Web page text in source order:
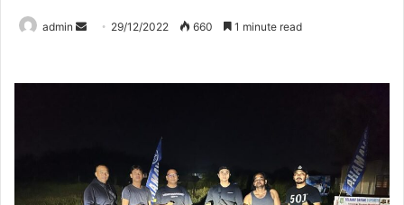
admin
Send 29/12/2022 660 1 minute read